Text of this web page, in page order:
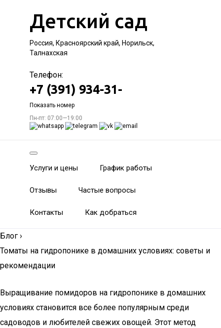
Детский сад
Россия, Красноярский край, Норильск,
Талнахская
Телефон:
+7 (391) 934-31-
Показать номер
Пн-пт: 07:00—19:00
Услуги и цены График работы
Отзывы Частые вопросы
Контакты Как добраться
Блог ›
Томаты на гидропонике в домашних условиях: советы и
рекомендации
Выращивание помидоров на гидропонике в домашних
условиях становится все более популярным среди
садоводов и любителей свежих овощей. Этот метод